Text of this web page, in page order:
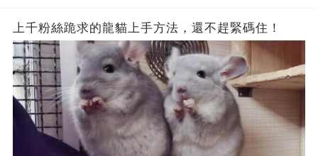
上千粉絲跪求的龍貓上手方法，還不趕緊碼住！